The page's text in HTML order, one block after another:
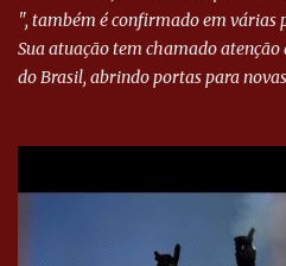
", também é confirmado em várias
Sua atuação tem chamado
do Brasil, abrindo portas para